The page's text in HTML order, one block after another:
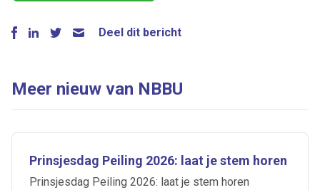
Deel dit bericht
Meer nieuw van NBBU
Prinsjesdag Peiling 2026: laat je stem horen
Prinsjesdag Peiling 2026: laat je stem horen